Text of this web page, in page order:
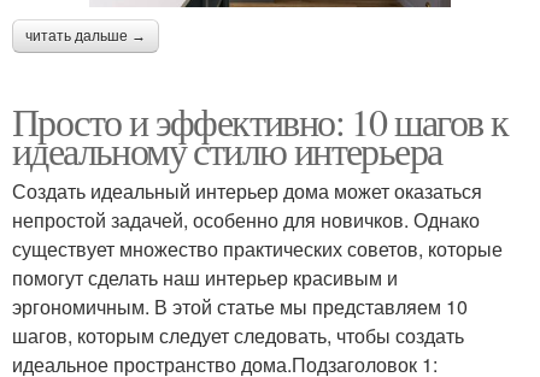
читать дальше →
Просто и эффективно: 10 шагов к
идеальному стилю интерьера
Создать идеальный интерьер дома может оказаться
непростой задачей, особенно для новичков. Однако
существует множество практических советов, которые
помогут сделать наш интерьер красивым и
эргономичным. В этой статье мы представляем 10
шагов, которым следует следовать, чтобы создать
идеальное пространство дома.Подзаголовок 1: